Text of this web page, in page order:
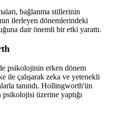
bağlanma stillerinin
ilerleyen dönemlerindeki
dair önemli bir etki yarattı.
psikolojinin erken dönem
ile çalışarak zeka ve yetenekli
tanındı. Hollingworth'ün
üzerine yaptığı